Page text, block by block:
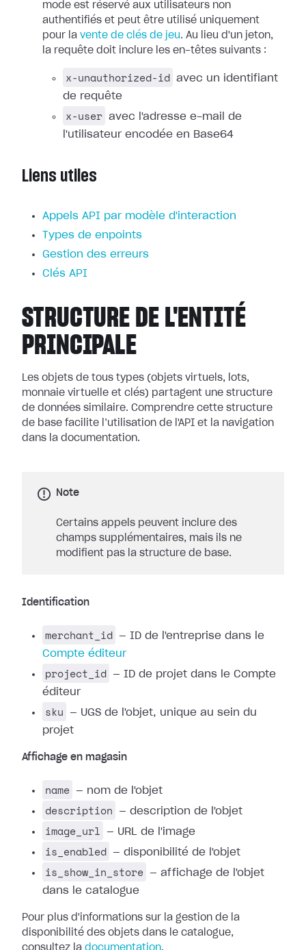
mode est réservé aux utilisateurs non
authentifiés et peut être utilisé uniquement
pour la vente de clés de jeu . Au lieu d'un jeton,
la requête doit inclure les en-têtes suivants :
x-unauthorized-id avec un identifiant
de requête
x-user avec l'adresse e-mail de
l'utilisateur encodée en Base64
Liens utiles
Appels API par modèle d'interaction
Types de enpoints
Gestion des erreurs
Clés API
STRUCTURE DE L'ENTITÉ
PRINCIPALE
Les objets de tous types (objets virtuels, lots,
monnaie virtuelle et clés) partagent une structure
de données similaire. Comprendre cette structure
de base facilite l’utilisation de l'API et la navigation
dans la documentation.
Note
Certains appels peuvent inclure des
champs supplémentaires, mais ils ne
modifient pas la structure de base.
Identification
merchant_id
— ID de l'entreprise dans le
Compte éditeur
project_id
— ID de projet dans le Compte
éditeur
sku
— UGS de l'objet, unique au sein du
projet
Affichage en magasin
name — nom de l'objet
description — description de l'objet
image_url — URL de l'image
is_enabled — disponibilité de l'objet
is_show_in_store
— affichage de l'objet
dans le catalogue
Pour plus d'informations sur la gestion de la
disponibilité des objets dans le catalogue,
consultez la documentation.